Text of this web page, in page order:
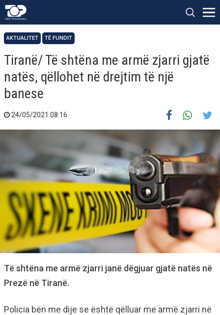
AKTUALITET TË FUNDIT
Tiranë/ Të shtëna me armë zjarri gjatë
natës, qëllohet në drejtim të një
banese
24/05/2021 08:16
Të shtëna me armë zjarri janë dëgjuar gjatë natës në
Prezë në Tiranë.
Policia bën me dije se është qëlluar me armë zjarri në